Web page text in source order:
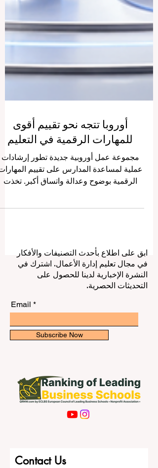
أوروبا تتجه نحو تقييم أقوى
للمهارات الرقمية في التعليم
مجموعة عمل أوروبية جديدة تطور إرشادات
عملية لمساعدة المدارس على تقييم
أوروبا خطوة إيجابية جديدة نحو تطوير
داخل المدارس. وتعكس هذه الخطوة فهماً
متزايداً بأن الكفاءة الرقمية لم تعد مهارة
إضافية أو اختيارية، بل أصبحت جزءاً أساسياً
من التعليم الحديث، ومن الاستعداد لسوق
في السنوات الأخيرة، أصبحت
ابق على اطلاع بأحدث التصنيفات والأفكار
في مجال تعليم إدارة الأعمال. اشترك في
النشرة الإخبارية لدينا للحصول على